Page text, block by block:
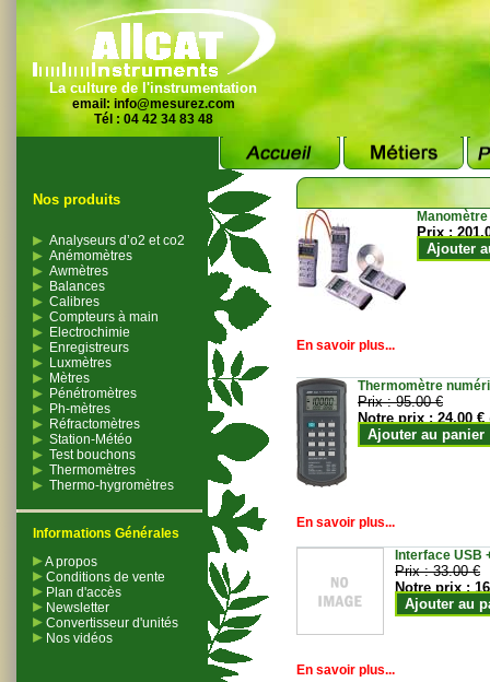
La culture de l'instrumentation
email: info@mesurez.com
Tél : 04 42 34 83 48
Nos produits
Analyseurs d’o2 et co2
Anémomètres
Awmètres
Balances
Calibres
Compteurs à main
Electrochimie
Enregistreurs
Luxmètres
Mètres
Pénétromètres
Ph-mètres
Réfractomètres
Station-Météo
Test bouchons
Thermomètres
Thermo-hygromètres
Informations Générales
A propos
Conditions de vente
Plan d'accès
Newsletter
Convertisseur d'unités
Nos vidéos
Prix :
Ajouter
En savoir plus...
Thermomètre
Prix :95.00 €
Notre prix :24.00 €
Ajouter au panier
En savoir plus...
Interface USB
Prix :33.00 €
Notre prix :
Ajouter au
En savoir plus...